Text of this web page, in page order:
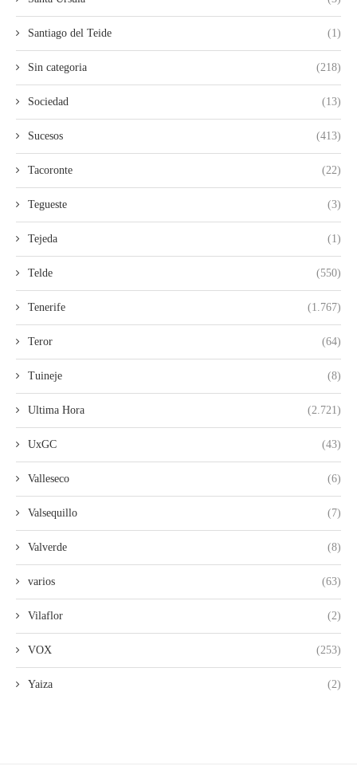
Santiago del Teide (1)
Sin categoria (218)
Sociedad (13)
Sucesos (413)
Tacoronte (22)
Tegueste (3)
Tejeda (1)
Telde (550)
Tenerife (1.767)
Teror (64)
Tuineje (8)
Ultima Hora (2.721)
UxGC (43)
Valleseco (6)
Valsequillo (7)
Valverde (8)
varios (63)
Vilaflor (2)
VOX (253)
Yaiza (2)